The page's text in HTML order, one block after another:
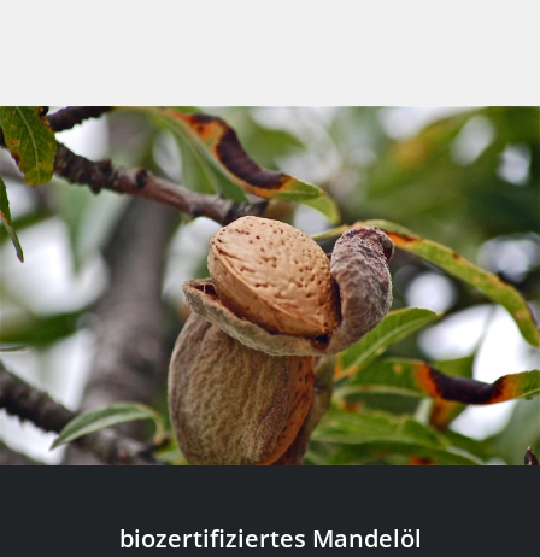
biozertifiziertes Mandelöl